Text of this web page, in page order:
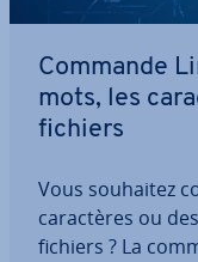
Commande
mots, les
fichiers
Vous souhaitez
ca­rac­tères ou
fichiers ? La